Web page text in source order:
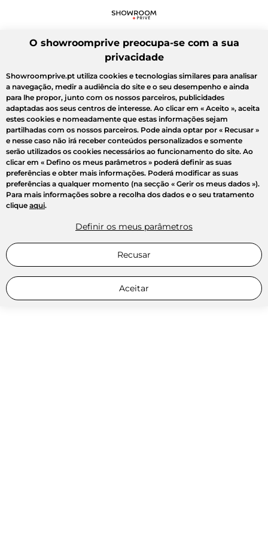
O showroomprive preocupa-se com a sua
privacidade
Showroomprive.pt utiliza cookies e tecnologias similares para analisar
a navegação, medir a audiência do site e o seu desempenho e ainda
para lhe propor, junto com os nossos parceiros, publicidades
adaptadas aos seus centros de interesse. Ao clicar em « Aceito », aceita
estes cookies e nomeadamente que estas informações sejam
partilhadas com os nossos parceiros. Pode ainda optar por « Recusar »
e nesse caso não irá receber conteúdos personalizados e somente
serão utilizados os cookies necessários ao funcionamento do site. Ao
clicar em « Defino os meus parâmetros » poderá definir as suas
preferências e obter mais informações. Poderá modificar as suas
preferências a qualquer momento (na secção « Gerir os meus dados »).
Para mais informações sobre a recolha dos dados e o seu tratamento
clique aqui.
Definir os meus parâmetros
Recusar
Aceitar